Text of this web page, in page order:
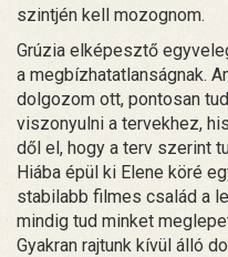
szintjén kell mozognom.
Grúzia elképesztő
a megbízhatatlanságnak.
dolgozom ott, pontosan
viszonyulni a tervekhez,
dől el, hogy a terv szerint
Hiába épül ki Elene köré
stabilabb filmes család a
mindig tud minket
Gyakran rajtunk kívül álló